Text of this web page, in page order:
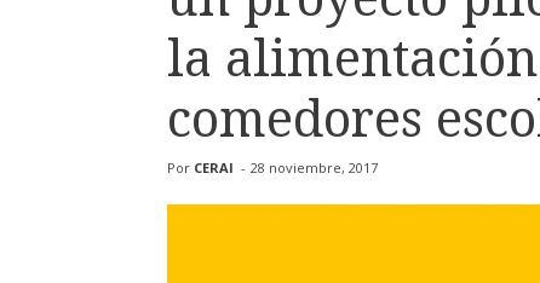
la
comedores
Por CERAI - 28 noviembre, 2017